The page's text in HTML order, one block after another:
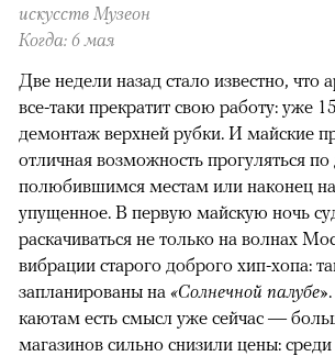
искусств Музеон
Когда: 6 мая
Две недели назад стало известно, что
все-таки прекратит свою работу: уже
демонтаж верхней рубки. И майские
отличная возможность прогуляться по
полюбившимся местам или наконец
упущенное. В первую майскую ночь
раскачиваться не только на волнах
вибрации старого доброго хип-хопа:
запланированы на «Солнечной палубе»
каютам есть смысл уже сейчас —
магазинов сильно снизили цены: